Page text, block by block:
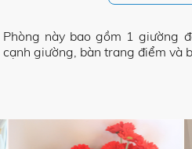
Phòng này bao gồm 1 giường
cạnh giường, bàn trang điểm và